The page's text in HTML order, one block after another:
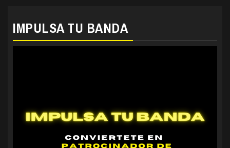
IMPULSA TU BANDA